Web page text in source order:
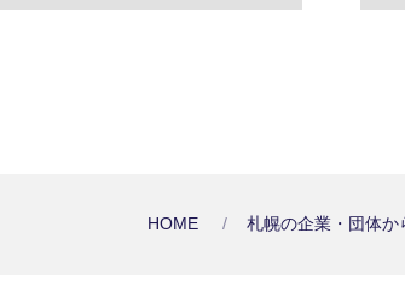
HOME 札幌の企業・団体か